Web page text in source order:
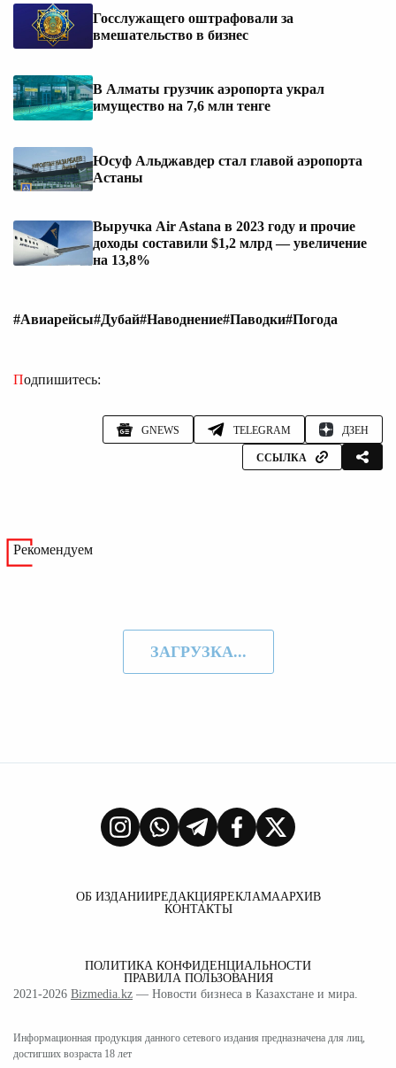
Госслужащего оштрафовали за
вмешательство в бизнес
В Алматы грузчик аэропорта украл
имущество на 7,6 млн тенге
Юсуф Альджавдер стал главой аэропорта
Астаны
Выручка Air Astana в 2023 году и прочие
доходы составили $1,2 млрд — увеличение
на 13,8%
#Авиарейсы#Дубай#Наводнение#Паводки#Погода
Подпишитесь:
GNEWS TELEGRAM ДЗЕН
ССЫЛКА
Рекомендуем
ЗАГРУЗКА...
ОБ ИЗДАНИИРЕДАКЦИЯРЕКЛАМААРХИВ
КОНТАКТЫ
ПОЛИТИКА КОНФИДЕНЦИАЛЬНОСТИ
ПРАВИЛА ПОЛЬЗОВАНИЯ
2021-2026 Bizmedia.kz — Новости бизнеса в Казахстане и мира.
Информационная продукция данного сетевого издания предназначена для лиц,
достигших возраста 18 лет